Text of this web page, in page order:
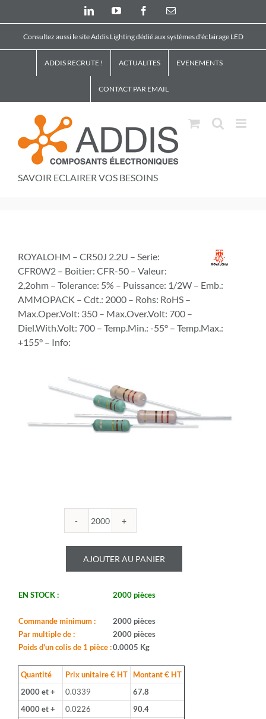
LinkedInYouTube FacebookEmail
Consultez aussi le site Addis Lighting dédié aux systèmes d’éclairage LED
ADDIS RECRUTE ! ACTUALITES EVENEMENTS
CONTACT PAR EMAIL
SAVOIR ECLAIRER VOS BESOINS
ROYALOHM – CR50J 2.2U – Serie:
CFR0W2 – Boitier: CFR-50 – Valeur:
2,2ohm – Tolerance: 5% – Puissance: 1/2W – Emb.:
AMMOPACK – Cdt.: 2000 – Rohs: RoHS –
Max.Oper.Volt: 350 – Max.Over.Volt: 700 –
Diel.With.Volt: 700 – Temp.Min.: -55° – Temp.Max.:
+155° – Info:
quantité
-
CR50J
CFR0W2
Boitier:
50
-
-
AJOUTER AU PANIER
EN STOCK : 2000 pièces
Commande minimum :
2000 pièces
Par multiple de :
2000 pièces
Poids d'un colis de 1 pièce :0.0005 Kg
Quantité Prix unitaire € HT
Montant € HT
2000 et +
0.0339
67.8
4000 et +
0.0226
90.4